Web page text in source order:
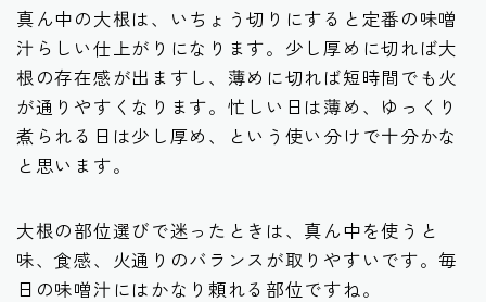
真ん中の大根は、いちょう切りにすると定番の味噌
汁らしい仕上がりになります。少し厚めに切れば大
根の存在感が出ますし、薄めに切れば短時間でも火
が通りやすくなります。忙しい日は薄め、ゆっくり
煮られる日は少し厚め、という使い分けで十分かな
と思います。
大根の部位選びで迷ったときは、真ん中を使うと
味、食感、火通りのバランスが取りやすいです。毎
日の味噌汁にはかなり頼れる部位ですね。